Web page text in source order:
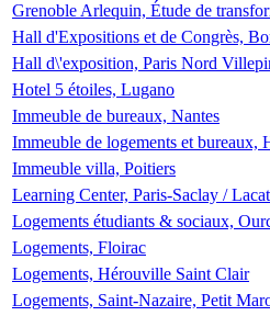
Grenoble Arlequin, Étude de
Hall d'Expositions et de Congrès,
Hall d\'exposition, Paris Nord
Hotel 5 étoiles, Lugano
Immeuble de bureaux, Nantes
Immeuble de logements et bureaux,
Immeuble villa, Poitiers
Learning Center, Paris-Saclay /
Logements étudiants & sociaux,
Logements, Floirac
Logements, Hérouville Saint Clair
Logements, Saint-Nazaire, Petit